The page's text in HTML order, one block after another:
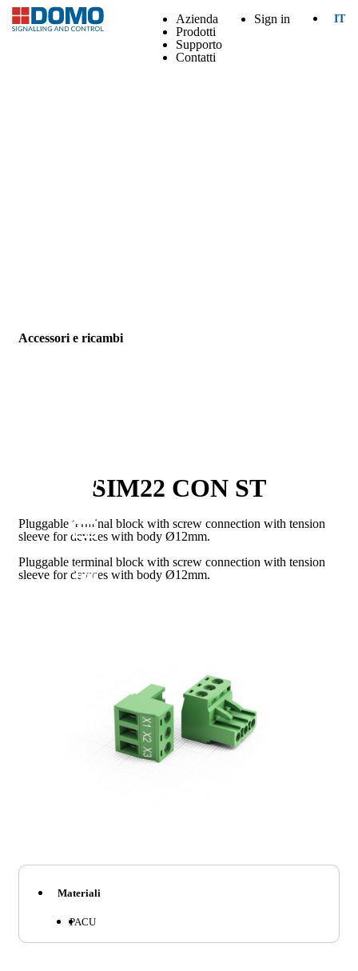
Azienda
Prodotti
Supporto
Contatti
Sign in IT
Accessori e ricambi
SIM22 CON ST
Pluggable terminal block with screw connection with tension
sleeve for devices with body Ø12mm.
Pluggable terminal block with screw connection with tension
sleeve for devices with body Ø12mm.
Materiali
PACU